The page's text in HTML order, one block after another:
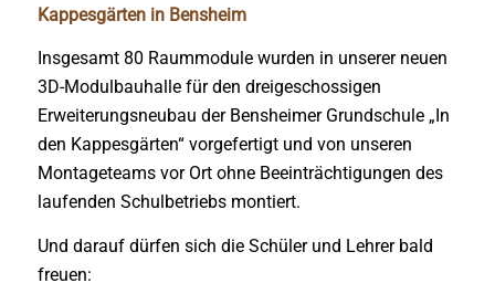
Kappesgärten in Bensheim
Insgesamt 80 Raummodule wurden in unserer neuen
3D-Modulbauhalle für den dreigeschossigen
Erweiterungsneubau der Bensheimer Grundschule „In
den Kappesgärten“ vorgefertigt und von unseren
Montageteams vor Ort ohne Beeinträchtigungen des
laufenden Schulbetriebs montiert.
Und darauf dürfen sich die Schüler und Lehrer bald
freuen: